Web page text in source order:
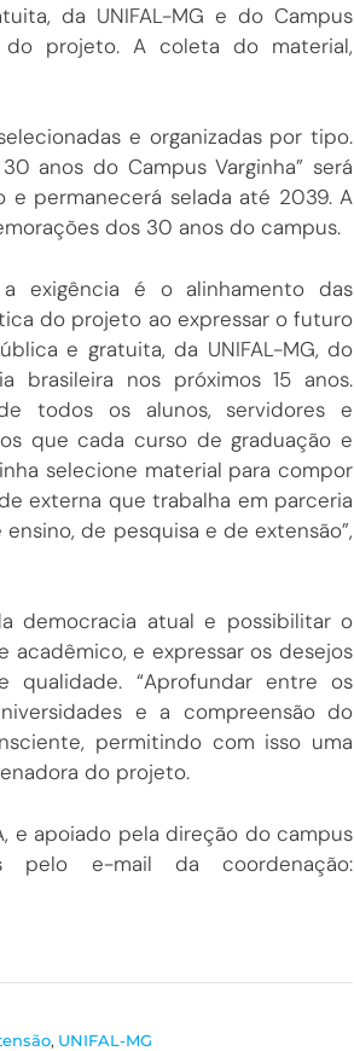
da UNIFAL-MG e do Campus
do projeto. A coleta do material,
e organizadas por tipo.
anos do Campus Varginha” será
permanecerá selada até 2039. A
dos 30 anos do campus.
exigência é o alinhamento das
do projeto ao expressar o futuro
e gratuita, da UNIFAL-MG, do
brasileira nos próximos 15 anos.
todos os alunos, servidores e
que cada curso de graduação e
selecione material para compor
externa que trabalha em parceria
de pesquisa e de extensão”,
democracia atual e possibilitar o
e expressar os desejos
“Aprofundar entre os
e a compreensão do
permitindo com isso uma
do projeto.
e apoiado pela direção do campus
pelo e-mail da coordenação:
, UNIFAL-MG